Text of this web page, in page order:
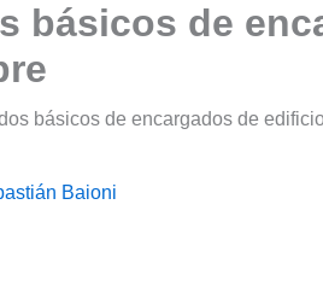
básicos de
básicos de encargados de
Baioni